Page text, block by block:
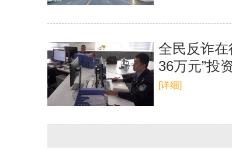
全民反诈在
36万元”投
[详细]